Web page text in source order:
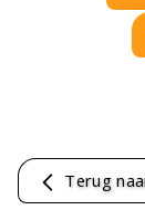
Terug